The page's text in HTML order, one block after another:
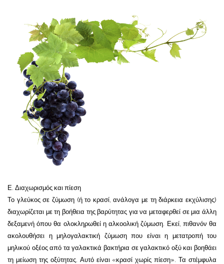
Ε. Διαχωρισμός και πίεση
Το γλεύκος σε ζύμωση (ή το κρασί, ανάλογα με τη διάρκεια εκχύλισης)
διαχωρίζεται με τη βοήθεια της βαρύτητας για να μεταφερθεί σε μια άλλη
δεξαμενή όπου θα ολοκληρωθεί η αλκοολική ζύμωση. Εκεί, πιθανόν θα
ακολουθήσει η μηλογαλακτική ζύμωση που είναι η μετατροπή του
μηλικού οξέος από τα γαλακτικά βακτήρια σε γαλακτικό οξύ και βοηθάει
τη μείωση της οξύτητας. Αυτό είναι «κρασί χωρίς πίεση». Τα στέμφυλα